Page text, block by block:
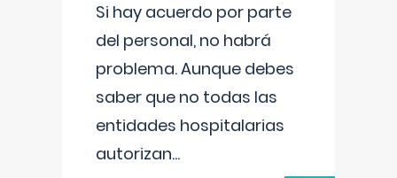
Si hay acuerdo por parte
del personal, no habrá
problema. Aunque debes
saber que no todas las
entidades hospitalarias
autorizan...